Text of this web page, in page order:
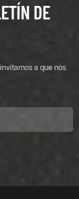
DE
a que nos